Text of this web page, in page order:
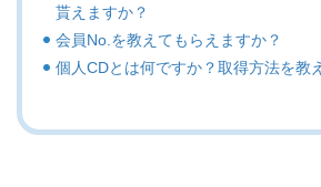
貰えますか？
会員No.を教えてもらえますか？
個人CDとは何ですか？取得方法を教